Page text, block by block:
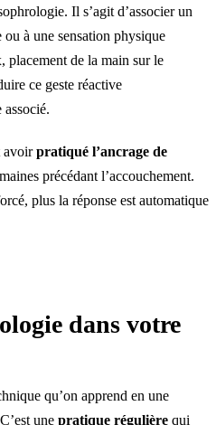
Il s’agit d’associer un
à une sensation physique
placement de la main sur le
ce geste réactive
associé.
avoirpratiqué l’ancrage de
précédant l’accouchement.
plus la réponse est automatique
dans votre
qu’on apprend en une
une pratique régulière qui